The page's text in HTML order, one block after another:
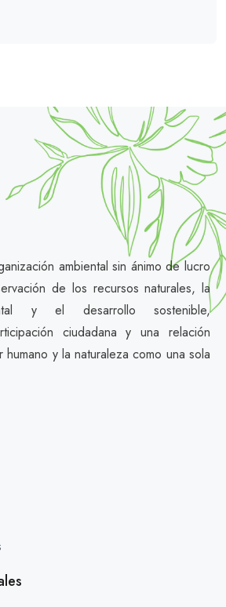
ambiental sin ánimo de lucro
de los recursos naturales, la
y el desarrollo sostenible,
ciudadana y una relación
y la naturaleza como una sola